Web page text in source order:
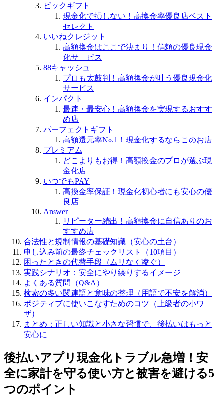
ビックギフト
現金化で損しない！高換金率優良店ベスト
セレクト
いいねクレジット
高額換金はここで決まり！信頼の優良現金
化サービス
88キャッシュ
プロも太鼓判！高額換金が叶う優良現金化
サービス
インパクト
最速・最安心！高額換金を実現するおすす
め店
パーフェクトギフト
高額還元率No.1！現金化するならこのお店
プレミアム
どこよりもお得！高額換金のプロが選ぶ現
金化店
いつでもPAY
高換金率保証！現金化初心者にも安心の優
良店
Answer
リピーター続出！高額換金に自信ありのお
すすめ店
合法性と規制情報の基礎知識（安心の土台）
申し込み前の最終チェックリスト（10項目）
困ったときの代替手段（ムリなく凌ぐ）
実践シナリオ：安全にやり繰りするイメージ
よくある質問（Q&A）
検索の多い関連語と意味の整理（用語で不安を解消）
ポジティブに使いこなすためのコツ（上級者の小ワ
ザ）
まとめ：正しい知識と小さな習慣で、後払いはもっと
安心に
後払いアプリ現金化トラブル急増！安
全に家計を守る使い方と被害を避ける5
つのポイント